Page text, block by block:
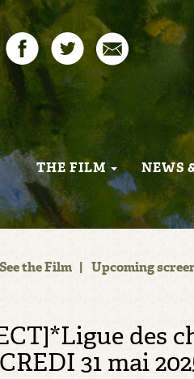
THE FILM NEWS
See the Film | Upcoming
des
31 mai